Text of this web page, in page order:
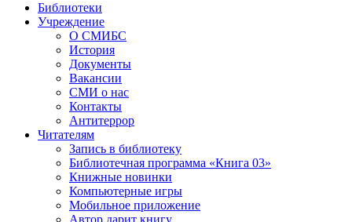
Библиотеки
Учреждение
О СМИБС
История
Документы
Вакансии
СМИ о нас
Контакты
Антитеррор
Читателям
Запись в библиотеку
Библиотечная программа «Книга 03»
Книжные новинки
Компьютерные игры
Мобильное приложение